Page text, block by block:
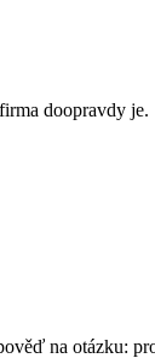
doopravdy je.
na otázku: